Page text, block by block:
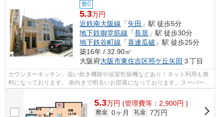
敷0
5.3万円
近鉄南大阪線 「矢田 」駅 徒歩5分
地下鉄御堂筋線 「長居 」駅 徒歩30分
地下鉄谷町線 「喜連瓜破 」駅 徒歩25分
築16年 / 32.90㎡
大阪府大阪市東住吉区照ケ丘矢田 ３丁目
カウンターキッチン、追い炊き機能や浴室乾燥機などあり！ネット利用も無
料になっております。 南向きで明るいお部屋になっております。スーパーも
5.3万円 (管理費等：2,900円 )
敷金 0ヶ月 礼金 7万円